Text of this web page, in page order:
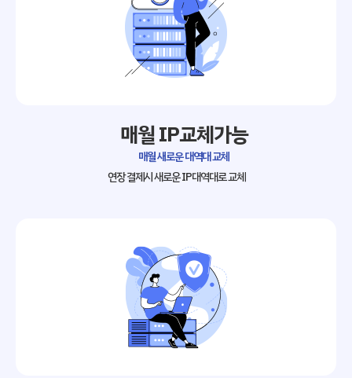
매월 IP교체가능
매월 새로운 대역대 교체
연장 결제시 새로운 IP대역대로 교체